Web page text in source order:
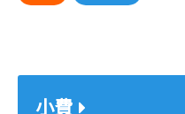
小費